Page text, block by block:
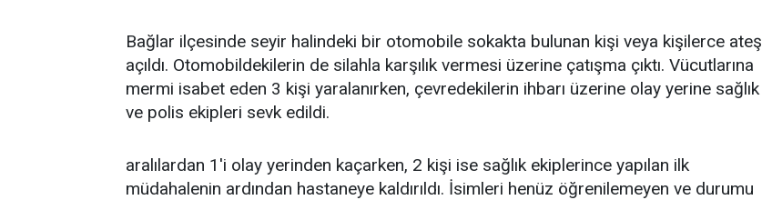
Bağlar ilçesinde seyir halindeki bir otomobile sokakta bulunan kişi veya kişilerce ateş
açıldı. Otomobildekilerin de silahla karşılık vermesi üzerine çatışma çıktı. Vücutlarına
mermi isabet eden 3 kişi yaralanırken, çevredekilerin ihbarı üzerine olay yerine sağlık
ve polis ekipleri sevk edildi.
aralılardan 1'i olay yerinden kaçarken, 2 kişi ise sağlık ekiplerince yapılan ilk
müdahalenin ardından hastaneye kaldırıldı. İsimleri henüz öğrenilemeyen ve durumu